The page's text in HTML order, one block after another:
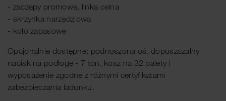
- zaczepy promowe, linka celna
- skrzynka narzędziowa
- koło zapasowe
Opcjonalnie dostępne: podnoszona oś, dopuszczalny
nacisk na podłogę - 7 ton, kosz na 32 palety i
wyposażenie zgodne z różnymi certyfikatami
zabezpieczania ładunku.